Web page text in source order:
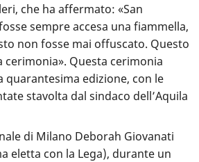
che ha affermato: «San
sempre accesa una fiammella,
non fosse mai offuscato. Questo
cerimonia». Questa cerimonia
quarantesima edizione, con le
stavolta dal sindaco dell’Aquila
di Milano Deborah Giovanati
eletta con la Lega), durante un